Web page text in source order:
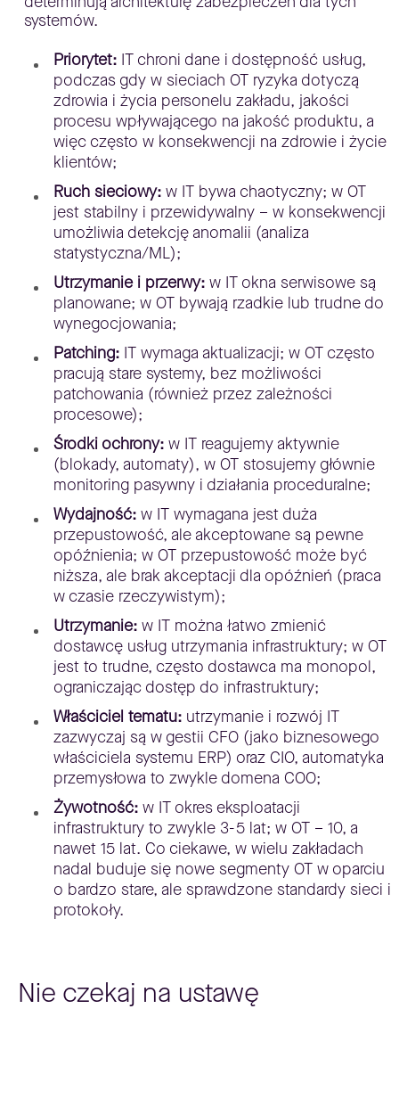
systemów.
Priorytet:IT chroni dane i dostępność usług,
podczas gdy w sieciach OT ryzyka dotyczą
zdrowia i życia personelu zakładu, jakości
procesu wpływającego na jakość produktu, a
więc często w konsekwencji na zdrowie i życie
klientów;
Ruch sieciowy:w IT bywa chaotyczny; w OT
jest stabilny i przewidywalny – w konsekwencji
umożliwia detekcję anomalii (analiza
statystyczna/ML);
Utrzymanie i przerwy:w IT okna serwisowe są
planowane; w OT bywają rzadkie lub trudne do
wynegocjowania;
Patching:IT wymaga aktualizacji; w OT często
pracują stare systemy, bez możliwości
patchowania (również przez zależności
procesowe);
Środki ochrony:w IT reagujemy aktywnie
(blokady, automaty), w OT stosujemy głównie
monitoring pasywny i działania proceduralne;
Wydajność:w IT wymagana jest duża
przepustowość, ale akceptowane są pewne
opóźnienia; w OT przepustowość może być
niższa, ale brak akceptacji dla opóźnień (praca
w czasie rzeczywistym);
Utrzymanie:w IT można łatwo zmienić
dostawcę usług utrzymania infrastruktury; w OT
jest to trudne, często dostawca ma monopol,
ograniczając dostęp do infrastruktury;
Właściciel tematu:utrzymanie i rozwój IT
zazwyczaj są w gestii CFO (jako biznesowego
właściciela systemu ERP) oraz CIO, automatyka
przemysłowa to zwykle domena COO;
Żywotność:w IT okres eksploatacji
infrastruktury to zwykle 3-5 lat; w OT – 10, a
nawet 15 lat. Co ciekawe, w wielu zakładach
nadal buduje się nowe segmenty OT w oparciu
o bardzo stare, ale sprawdzone standardy sieci i
protokoły.
Nie czekaj na ustawę